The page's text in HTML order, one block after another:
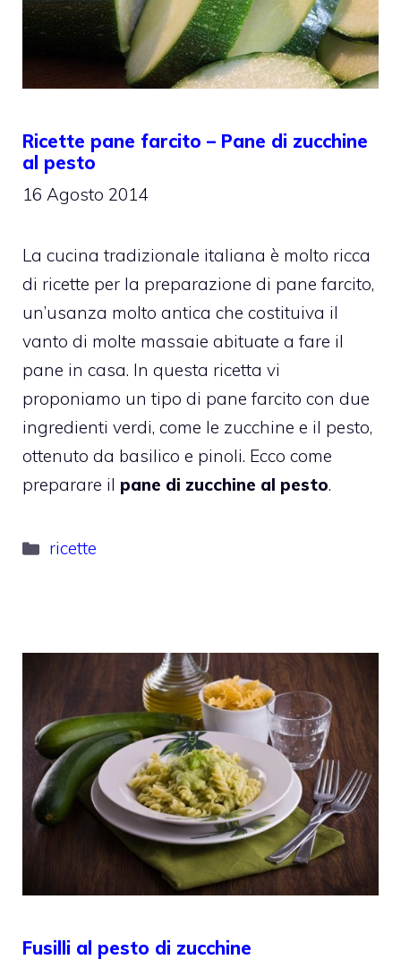
Ricette pane farcito – Pane di zucchine
al pesto
16 Agosto 2014
La cucina tradizionale italiana è molto ricca
di ricette per la preparazione di pane farcito,
un’usanza molto antica che costituiva il
vanto di molte massaie abituate a fare il
pane in casa. In questa ricetta vi
proponiamo un tipo di pane farcito con due
ingredienti verdi, come le zucchine e il pesto,
ottenuto da basilico e pinoli. Ecco come
preparare il pane di zucchine al pesto.
Categorie
ricette
Fusilli al pesto di zucchine